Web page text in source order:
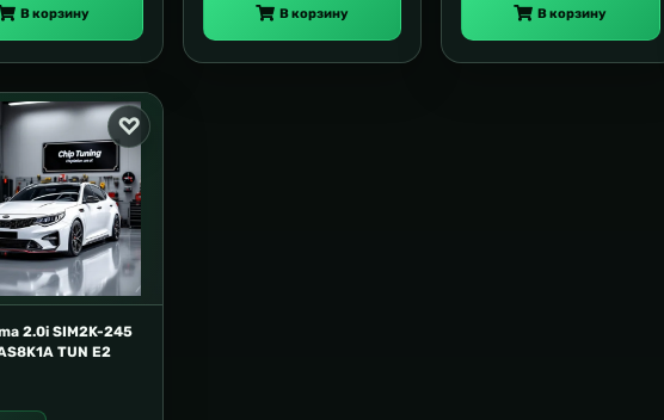
В корзину В корзину В корзину
2.0i SIM2K-245
TUN E2